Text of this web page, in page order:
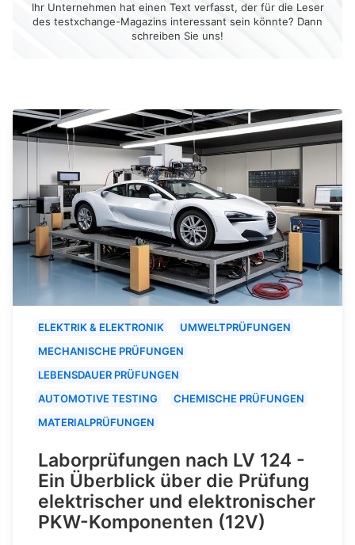
Ihr Unternehmen hat einen Text verfasst, der für die Leser
des testxchange-Magazins interessant sein könnte? Dann
schreiben Sie uns!
ELEKTRIK & ELEKTRONIK
UMWELTPRÜFUNGEN
MECHANISCHE PRÜFUNGEN
LEBENSDAUER PRÜFUNGEN
AUTOMOTIVE TESTING
CHEMISCHE PRÜFUNGEN
MATERIALPRÜFUNGEN
Laborprüfungen nach LV 124 -
Ein Überblick über die Prüfung
elektrischer und elektronischer
PKW-Komponenten (12V)